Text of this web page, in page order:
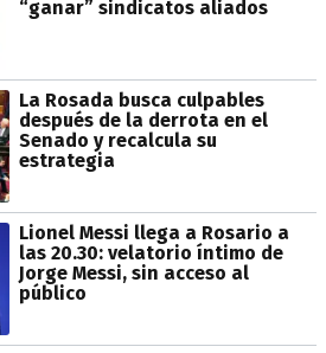
“ganar” sindicatos aliados
La Rosada busca culpables
después de la derrota en el
Senado y recalcula su
estrategia
Lionel Messi llega a Rosario a
las 20.30: velatorio íntimo de
Jorge Messi, sin acceso al
público